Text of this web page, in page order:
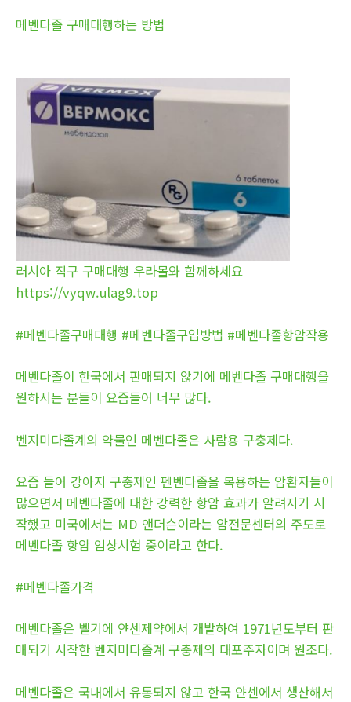
메벤다졸 구매대행하는 방법
러시아 직구 구매대행 우라몰와 함께하세요
https://vyqw.ulag9.top
#메벤다졸구매대행 #메벤다졸구입방법 #메벤다졸항암작용
메벤다졸이 한국에서 판매되지 않기에 메벤다졸 구매대행을
원하시는 분들이 요즘들어 너무 많다.
벤지미다졸계의 약물인 메벤다졸은 사람용 구충제다.
요즘 들어 강아지 구충제인 펜벤다졸을 복용하는 암환자들이
많으면서 메벤다졸에 대한 강력한 항암 효과가 알려지기 시
작했고 미국에서는 MD 앤더슨이라는 암전문센터의 주도로
메벤다졸 항암 임상시험 중이라고 한다.
#메벤다졸가격
메벤다졸은 벨기에 얀센제약에서 개발하여 1971년도부터 판
매되기 시작한 벤지미다졸계 구충제의 대포주자이며 원조다.
메벤다졸은 국내에서 유통되지 않고 한국 얀센에서 생산해서